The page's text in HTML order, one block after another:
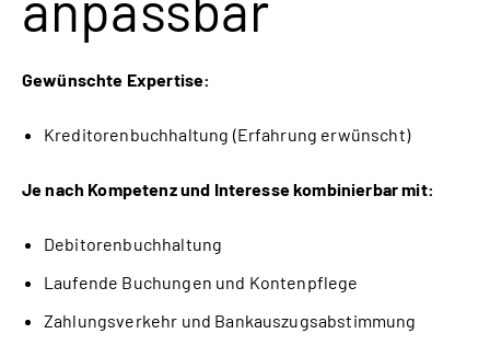
Gewünschte Expertise:
Kreditorenbuchhaltung (Erfahrung erwünscht)
Je nach Kompetenz und Interesse kombinierbar mit:
Debitorenbuchhaltung
Laufende Buchungen und Kontenpflege
Zahlungsverkehr und Bankauszugsabstimmung